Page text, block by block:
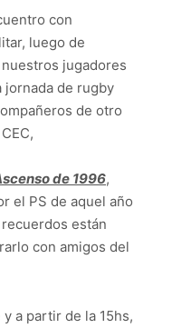
con
luego de
jugadores
jornada de rugby
de otro
de 1996,
el PS de aquel año
están
con amigos del
a partir de la 15hs,